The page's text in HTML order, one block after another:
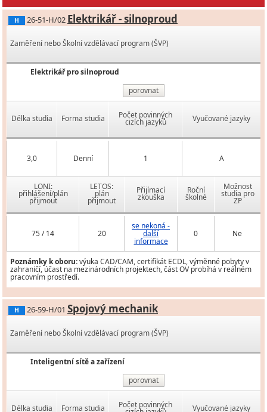
H 26-51-H/02 Elektrikář - silnoproud
Zaměření nebo Školní vzdělávací program (ŠVP)
Elektrikář pro silnoproud
porovnat
Délka studia Forma studia Počet povinných
cizích jazyků Vyučované jazyky
3,0 Denní 1 A
LONI:
přihlášení/plán
přijmout
LETOS:
plán
přijmout
Přijímací
zkouška
Roční
školné
Možnost
studia pro
ZP
75 / 14 20
se nekoná -
další
informace
0 Ne
Poznámky k oboru:výuka CAD/CAM, certifikát ECDL, výměnné pobyty v
zahraničí, účast na mezinárodních projektech, část OV probíhá v reálném
pracovním prostředí.
H 26-59-H/01 Spojový mechanik
Zaměření nebo Školní vzdělávací program (ŠVP)
Inteligentní sítě a zařízení
porovnat
Délka studia Forma studia Počet povinných Vyučované jazyky